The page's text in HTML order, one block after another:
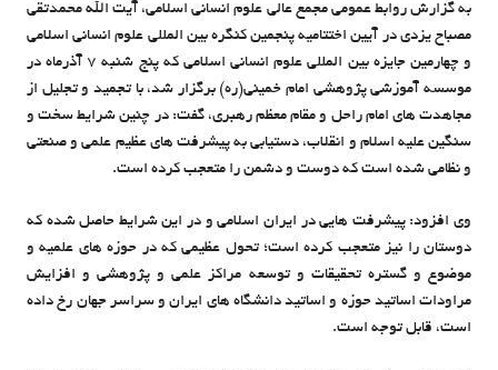
به گزارش روابط عمومی مجمع عالی علوم انسانی اسلامی، آیت الله محمدتقی
مصباح یزدی در آیین اختتامیه پنجمین کنگره بین المللی علوم انسانی اسلامی
و چهارمین جایزه بین المللی علوم انسانی اسلامی که پنج شنبه ۷ آذرماه در
موسسه آموزشی پژوهشی امام خمینی(ره) برگزار شد، با تجمید و تجلیل از
مجاهدت های امام راحل و مقام معظم رهبری، گفت: در چنین شرایط سخت و
سنگین علیه اسلام و انقلاب، دستیابی به پیشرفت های عظیم علمی و صنعتی
و نظامی شده است که دوست و دشمن را متعجب کرده است.
وی افزود: پیشرفت هایی در ایران اسلامی و در این شرایط حاصل شده که
دوستان را نیز متعجب کرده است؛ تحول عظیمی که در حوزه های علمیه و
موضوع و گستره تحقیقات و توسعه مراکز علمی و پژوهشی و افزایش
مراودات اساتید حوزه و اساتید دانشگاه های ایران و سراسر جهان رخ داده
است، قابل توجه است.